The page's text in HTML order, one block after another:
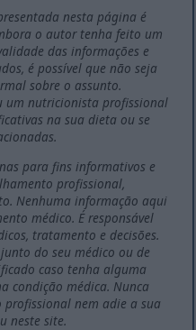
nesta página é
o autor tenha feito um
das informações e
é possível que não seja
sobre o assunto.
um nutricionista profissional
na sua dieta ou se
para fins informativos e
profissional,
Nenhuma informação aqui
médico. É responsável
tratamento e decisões.
do seu médico ou de
caso tenha alguma
condição médica. Nunca
nem adie a sua
neste site.